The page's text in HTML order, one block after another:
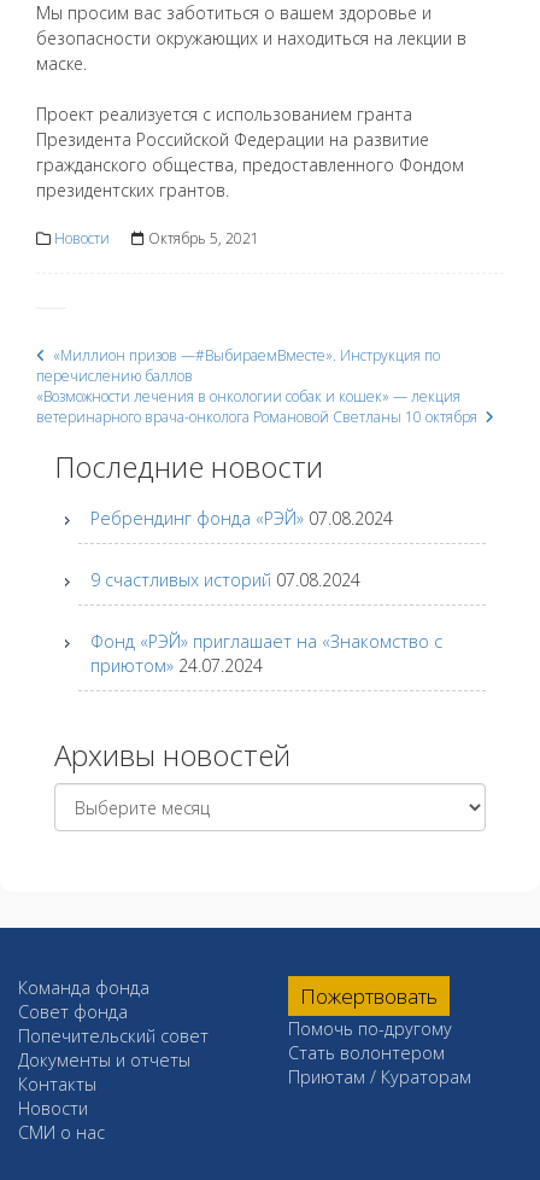
Мы просим вас заботиться о вашем здоровье и
безопасности окружающих и находиться на лекции в
маске.
Проект реализуется с использованием гранта
Президента Российской Федерации на развитие
гражданского общества, предоставленного Фондом
президентских грантов.
Новости Октябрь 5, 2021
Post
navigation
«Миллион призов —#ВыбираемВместе». Инструкция по
перечислению баллов
«Возможности лечения в онкологии собак и кошек» — лекция
ветеринарного врача-онколога Романовой Светланы 10 октября
Последние новости
Ребрендинг фонда «РЭЙ» 07.08.2024
9 счастливых историй 07.08.2024
Фонд «РЭЙ» приглашает на «Знакомство с
приютом» 24.07.2024
Архивы новостей
Архивы
новостей
Команда фонда
Совет фонда
Попечительский совет
Документы и отчеты
Контакты
Новости
СМИ о нас
Пожертвовать
Помочь по-другому
Стать волонтером
Приютам / Кураторам